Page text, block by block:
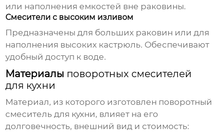
или наполнения емкостей вне раковины.
Смесители с высоким изливом
Предназначены для больших раковин или для
наполнения высоких кастрюль. Обеспечивают
удобный доступ к воде.
Материалы поворотных смесителей
для кухни
Материал, из которого изготовлен поворотный
смеситель для кухни, влияет на его
долговечность, внешний вид и стоимость: